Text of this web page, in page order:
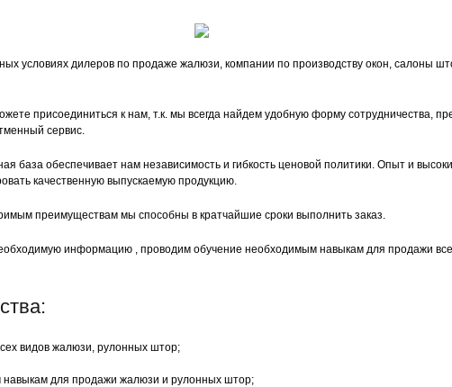
условиях дилеров по продаже жалюзи, компании по производству окон, салоны
присоединиться к нам, т.к. мы всегда найдем удобную форму сотрудничества,
сервис.
база обеспечивает нам независимость и гибкость ценовой политики. Опыт и
качественную выпускаемую продукцию.
преимуществам мы способны в кратчайшие сроки выполнить заказ.
информацию , проводим обучение необходимым навыкам для продажи
видов жалюзи, рулонных штор;
для продажи жалюзи и рулонных штор;